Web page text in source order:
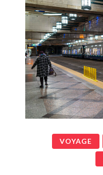
VOYAGE